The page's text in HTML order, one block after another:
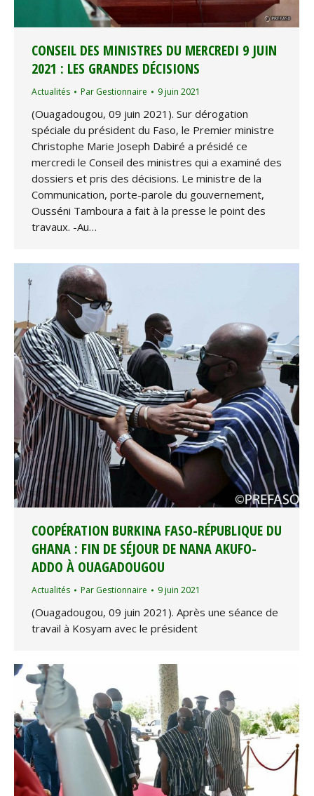
CONSEIL DES MINISTRES DU MERCREDI 9 JUIN
2021 : LES GRANDES DÉCISIONS
Actualités Par Gestionnaire 9 juin 2021
(Ouagadougou, 09 juin 2021). Sur dérogation
spéciale du président du Faso, le Premier ministre
Christophe Marie Joseph Dabiré a présidé ce
mercredi le Conseil des ministres qui a examiné des
dossiers et pris des décisions. Le ministre de la
Communication, porte-parole du gouvernement,
Ousséni Tamboura a fait à la presse le point des
travaux. -Au…
COOPÉRATION BURKINA FASO-RÉPUBLIQUE DU
GHANA : FIN DE SÉJOUR DE NANA AKUFO-
ADDO À OUAGADOUGOU
Actualités Par Gestionnaire 9 juin 2021
(Ouagadougou, 09 juin 2021). Après une séance de
travail à Kosyam avec le président